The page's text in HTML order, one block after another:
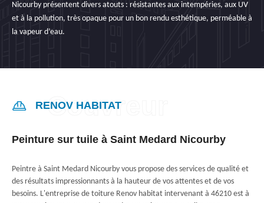
Nicourby présentent divers atouts : résistantes aux intempéries, aux UV
et à la pollution, très opaque pour un bon rendu esthétique, perméable à
la vapeur d’eau.
RENOV HABITAT
Peinture sur tuile à Saint Medard Nicourby
Peintre à Saint Medard Nicourby vous propose des services de qualité et
des résultats impressionnants à la hauteur de vos attentes et de vos
besoins. L'entreprise de toiture Renov habitat intervenant à 46210 est à